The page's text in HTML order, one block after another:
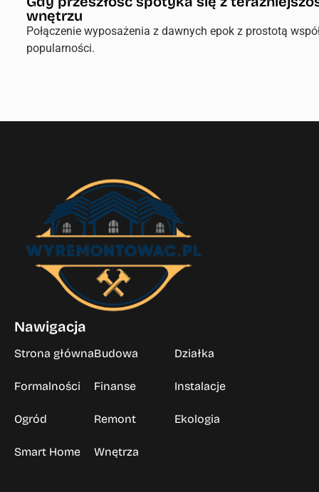
wnętrzu
Połączenie wyposażenia z dawnych epok z prostotą
popularności.
Nawigacja
Strona głównaBudowa Działka
Formalności Finanse Instalacje
Ogród Remont Ekologia
Smart Home Wnętrza